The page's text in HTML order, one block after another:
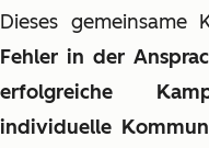
Dieses gemeinsame
Fehler in der
erfolgreiche
individuelle